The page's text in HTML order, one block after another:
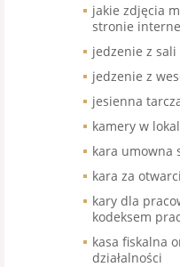
jakie zdjęcia
stronie
jedzenie z
jedzenie z
jesienna
kamery w
kara umowna
kara za
kary dla
kodeksem
kasa fiskalna
działalności